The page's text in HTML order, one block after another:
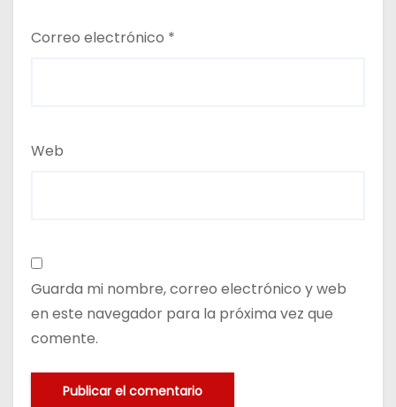
Correo electrónico *
Web
Guarda mi nombre, correo electrónico y web
en este navegador para la próxima vez que
comente.